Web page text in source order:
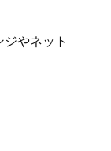
やネット